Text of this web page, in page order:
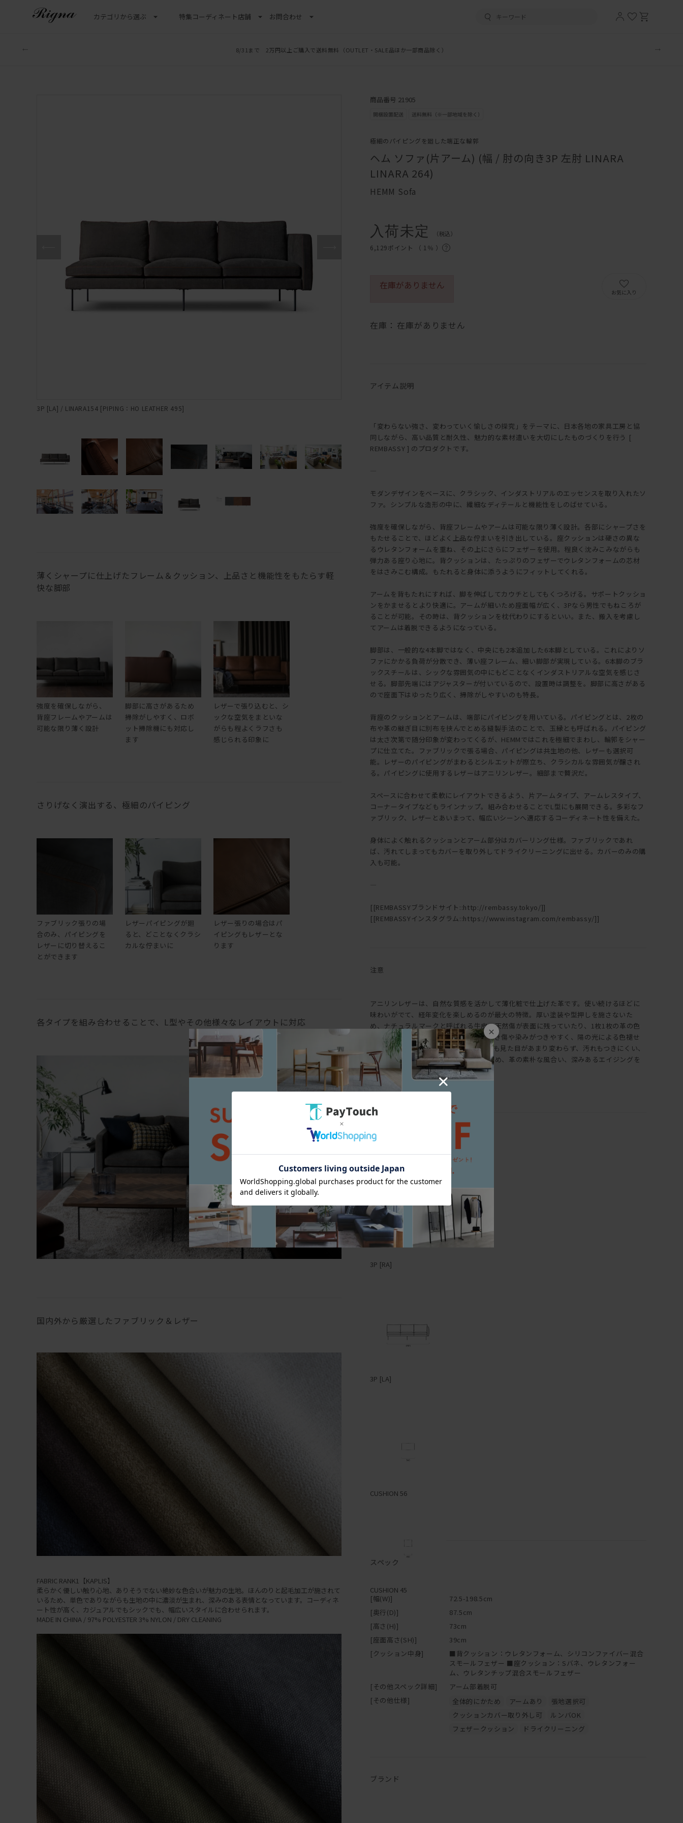
カテゴリから選ぶ 特集コーディネート店舗 お問合わせ
×
LINE新規追加でクーポンプレゼント
8/31まで 2万円以上ご購入で送料無料 （OUTLET・SALE品ほか一部商品除く）
3P [LA] / LINARA154 [PIPING：HO LEATHER 495]
薄くシャープに仕上げたフレーム＆クッション、上品さと機能性をもたらす軽
快な脚部
強度を確保しながら、
背座フレームやアームは
可能な限り薄く設計
脚部に高さがあるため
掃除がしやすく、ロボ
ット掃除機にも対応し
ます
レザーで張り込むと、シ
ックな空気をまといな
がらも程よくラフさも
感じられる印象に
さりげなく演出する、極細のパイピング
ファブリック張りの場
合のみ、パイピングを
レザーに切り替えるこ
とができます
レザーパイピングが廻
ると、どことなくクラシ
カルな佇まいに
レザー張りの場合はパ
イピングもレザーとな
ります
各タイプを組み合わせることで、L型やその他様々なレイアウトに対応
国内外から厳選したファブリック＆レザー
FABRIC RANK1【KAPLIS】
柔らかく優しい触り心地、ありそうでない絶妙な色合いが魅力の生地。ほんのりと起毛加工が施されて
いるため、単色でありながらも生地の中に濃淡が生まれ、深みのある表情となっています。コーディネ
ート性が高く、カジュアルでもシックでも、幅広いスタイルに合わせられます。
MADE IN CHINA / 97% POLYESTER 3% NYLON / DRY CLEANING
商品番号 21905
極細のパイピングを廻した端正な輪郭
ヘム ソファ(片アーム) (幅 / 肘の向き3P 左肘 LINARA
LINARA 264)
HEMM Sofa
入荷未定 （税込）
6,129ポイント （ 1％ ）
在庫： 在庫がありません
在庫がありません
お気に入り
アイテム説明
「変わらない強さ、変わっていく愉しさの探究」をテーマに、日本各地の家具工房と協
同しながら、高い品質と耐久性、魅力的な素材遣いを大切にしたものづくりを行う [
REMBASSY ] のプロダクトです。
モダンデザインをベースに、クラシック、インダストリアルのエッセンスを取り入れたソ
ファ。シンプルな造形の中に、繊細なディテールと機能性をしのばせている。
強度を確保しながら、背座フレームやアームは可能な限り薄く設計。各部にシャープさを
もたせることで、ほどよく上品な佇まいを引き出している。座クッションは硬さの異な
るウレタンフォームを重ね、その上にさらにフェザーを使用。程良く沈みこみながらも
弾力ある座り心地に。背クッションは、たっぷりのフェザーでウレタンフォームの芯材
をはさみこむ構成。もたれると身体に添うようにフィットしてくれる。
アームを背もたれにすれば、脚を伸ばしてカウチとしてもくつろげる。サポートクッショ
ンをかませるとより快適に。アームが細いため座面幅が広く、3Pなら男性でもねころが
ることが可能。その時は、背クッションを枕代わりにするといい。また、搬入を考慮し
てアームは着脱できるようになっている。
脚部は、一般的な4本脚ではなく、中央にも2本追加した6本脚としている。これによりソ
ファにかかる負荷が分散でき、薄い座フレーム、細い脚部が実現している。6本脚のブラ
ックスチールは、シックな雰囲気の中にもどことなくインダストリアルな空気を感じさ
せる。脚部先端にはアジャスターが付いているので、設置時は調整を。脚部に高さがある
ので座面下はゆったり広く、掃除がしやすいのも特長。
背座のクッションとアームは、端部にパイピングを用いている。パイピングとは、2枚の
布や革の継ぎ目に別布を挟んでとめる縫製手法のことで、玉縁とも呼ばれる。パイピング
は太さ次第で随分印象が変わってくるが、HEMMではこれを極細でまわし、輪郭をシャー
プに仕立てた。ファブリックで張る場合、パイピングは共生地の他、レザーも選択可
能。レザーのパイピングがまわるとシルエットが際立ち、クラシカルな雰囲気が醸され
る。パイピングに使用するレザーはアニリンレザー。細部まで贅沢だ。
スペースに合わせて柔軟にレイアウトできるよう、片アームタイプ、アームレスタイプ、
コーナータイプなどもラインナップ。組み合わせることでL型にも展開できる。多彩なフ
ァブリック、レザーとあいまって、幅広いシーンへ適応するコーディネート性を備えた。
身体によく触れるクッションとアーム部分はカバーリング仕様。ファブリックであれ
ば、汚れてしまってもカバーを取り外してドライクリーニングに出せる。カバーのみの購
入も可能。
[[REMBASSYブランドサイト::http://rembassy.tokyo/]]
[[REMBASSYインスタグラム::https://www.instagram.com/rembassy/]]
注意
アニリンレザーは、自然な質感を活かして薄化粧で仕上げた革です。使い続けるほどに
味わいがでて、経年変化を楽しめるのが最大の特徴。厚い塗装や型押しを施さないた
め、ナチュラルマークと呼ばれる牛皮の天然傷が表面に残っていたり、1枚1枚の革の色
味にバラつきがあります。また、ひっかき傷や染みがつきやすく、陽の光による色褪せ
も生じます。均一な表面で、使い続けても見た目があまり変わらず、汚れもつきにくい、
というような一般的な革とは全く違うため、革の素朴な風合い、深みあるエイジングを
求める方におすすめです。
三面図
3P [RA]
3P [LA]
CUSHION 56
CUSHION 45
スペック
[幅(W)]
72.5-198.5cm
[奥行(D)]
87.5cm
[高さ(H)]
73cm
[座面高さ(SH)]
39cm
[クッション中身]
■背クッション：ウレタンフォーム、シリコンファイバー混合
スモールフェザー ■座クッション：Sバネ、ウレタンフォー
ム、ウレタンチップ混合スモールフェザー
[その他スペック詳細]
アーム部着脱可
[その他仕様]
全体的にかため アームあり
張地選択可
クッションカバー取り外し可
ルンバOK
フェザークッション
ドライクリーニング
ブランド